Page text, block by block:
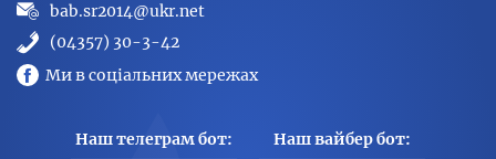
bab.sr2014@ukr.net
(04357) 30-3-42
Ми в соціальних мережах
Наш телеграм бот: Наш вайбер бот: